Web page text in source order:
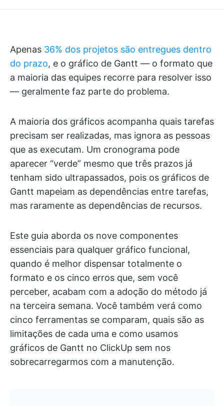
Apenas 36% dos projetos são entregues dentro
do prazo, e o gráfico de Gantt — o formato que
a maioria das equipes recorre para resolver isso
— geralmente faz parte do problema.
A maioria dos gráficos acompanha quais tarefas
precisam ser realizadas, mas ignora as pessoas
que as executam. Um cronograma pode
aparecer “verde” mesmo que três prazos já
tenham sido ultrapassados, pois os gráficos de
Gantt mapeiam as dependências entre tarefas,
mas raramente as dependências de recursos.
Este guia aborda os nove componentes
essenciais para qualquer gráfico funcional,
quando é melhor dispensar totalmente o
formato e os cinco erros que, sem você
perceber, acabam com a adoção do método já
na terceira semana. Você também verá como
cinco ferramentas se comparam, quais são as
limitações de cada uma e como usamos
gráficos de Gantt no ClickUp sem nos
sobrecarregarmos com a manutenção.